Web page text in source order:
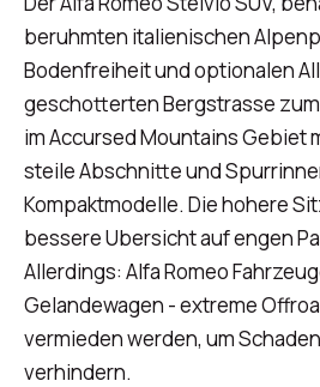
beruhmten italienischen
Bodenfreiheit und optionalen
geschotterten Bergstrasse
im Accursed Mountains Gebiet
steile Abschnitte und
Kompaktmodelle. Die hohere
bessere Ubersicht auf engen
Allerdings: Alfa Romeo
Gelandewagen - extreme
vermieden werden, um
verhindern.